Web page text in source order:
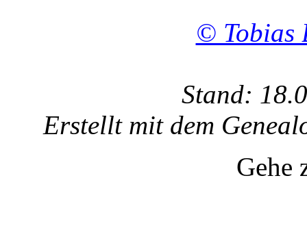
© Tobias
Stand:
Erstellt mit dem
Gehe